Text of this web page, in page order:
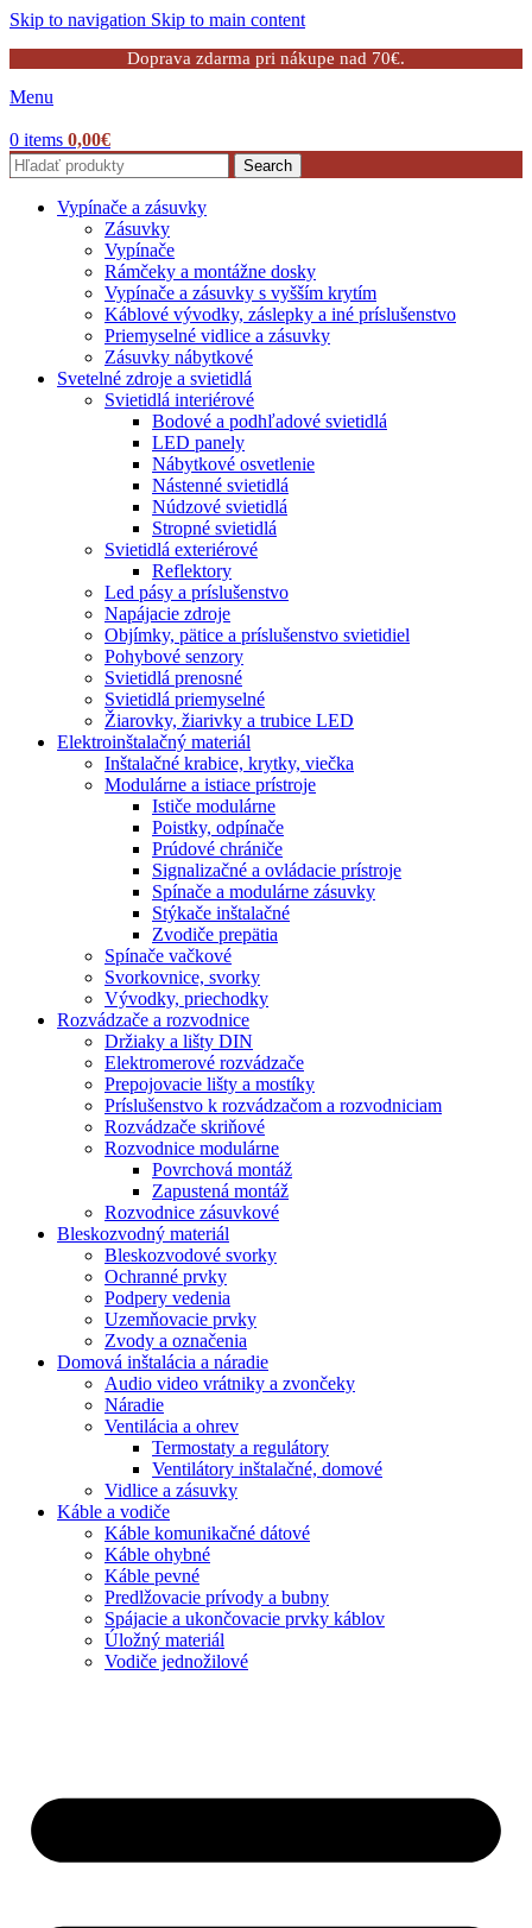
Skip to navigation Skip to main content
Doprava zdarma pri nákupe nad 70€.
Menu
0 items 0,00€
Search
Vypínače a zásuvky
Zásuvky
Vypínače
Rámčeky a montážne dosky
Vypínače a zásuvky s vyšším krytím
Káblové vývodky, záslepky a iné príslušenstvo
Priemyselné vidlice a zásuvky
Zásuvky nábytkové
Svetelné zdroje a svietidlá
Svietidlá interiérové
Bodové a podhľadové svietidlá
LED panely
Nábytkové osvetlenie
Nástenné svietidlá
Núdzové svietidlá
Stropné svietidlá
Svietidlá exteriérové
Reflektory
Led pásy a príslušenstvo
Napájacie zdroje
Objímky, pätice a príslušenstvo svietidiel
Pohybové senzory
Svietidlá prenosné
Svietidlá priemyselné
Žiarovky, žiarivky a trubice LED
Elektroinštalačný materiál
Inštalačné krabice, krytky, viečka
Modulárne a istiace prístroje
Ističe modulárne
Poistky, odpínače
Prúdové chrániče
Signalizačné a ovládacie prístroje
Spínače a modulárne zásuvky
Stýkače inštalačné
Zvodiče prepätia
Spínače vačkové
Svorkovnice, svorky
Vývodky, priechodky
Rozvádzače a rozvodnice
Držiaky a lišty DIN
Elektromerové rozvádzače
Prepojovacie lišty a mostíky
Príslušenstvo k rozvádzačom a rozvodniciam
Rozvádzače skriňové
Rozvodnice modulárne
Povrchová montáž
Zapustená montáž
Rozvodnice zásuvkové
Bleskozvodný materiál
Bleskozvodové svorky
Ochranné prvky
Podpery vedenia
Uzemňovacie prvky
Zvody a označenia
Domová inštalácia a náradie
Audio video vrátniky a zvončeky
Náradie
Ventilácia a ohrev
Termostaty a regulátory
Ventilátory inštalačné, domové
Vidlice a zásuvky
Káble a vodiče
Káble komunikačné dátové
Káble ohybné
Káble pevné
Predlžovacie prívody a bubny
Spájacie a ukončovacie prvky káblov
Úložný materiál
Vodiče jednožilové